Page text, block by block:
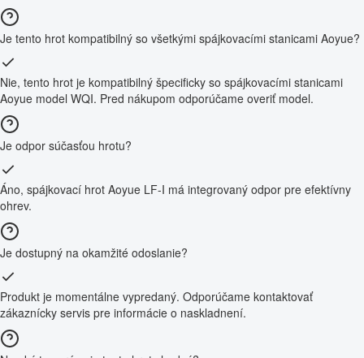
Je tento hrot kompatibilný so všetkými spájkovacími stanicami Aoyue?
Nie, tento hrot je kompatibilný špecificky so spájkovacími stanicami
Aoyue model WQI. Pred nákupom odporúčame overiť model.
Je odpor súčasťou hrotu?
Áno, spájkovací hrot Aoyue LF-I má integrovaný odpor pre efektívny
ohrev.
Je dostupný na okamžité odoslanie?
Produkt je momentálne vypredaný. Odporúčame kontaktovať
zákaznícky servis pre informácie o naskladnení.